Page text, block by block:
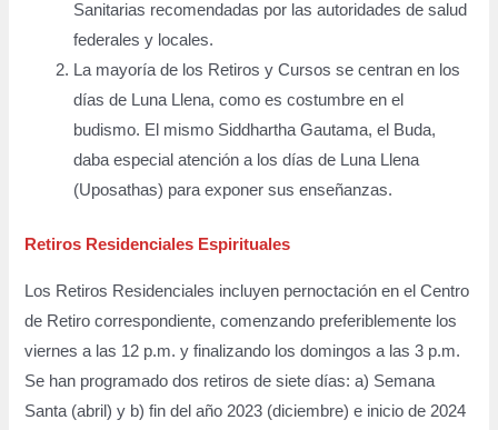
Sanitarias recomendadas por las autoridades de salud
federales y locales.
La mayoría de los Retiros y Cursos se centran en los
días de Luna Llena, como es costumbre en el
budismo. El mismo Siddhartha Gautama, el Buda,
daba especial atención a los días de Luna Llena
(Uposathas) para exponer sus enseñanzas.
Retiros Residenciales Espirituales
Los Retiros Residenciales incluyen pernoctación en el Centro
de Retiro correspondiente, comenzando preferiblemente los
viernes a las 12 p.m. y finalizando los domingos a las 3 p.m.
Se han programado dos retiros de siete días: a) Semana
Santa (abril) y b) fin del año 2023 (diciembre) e inicio de 2024